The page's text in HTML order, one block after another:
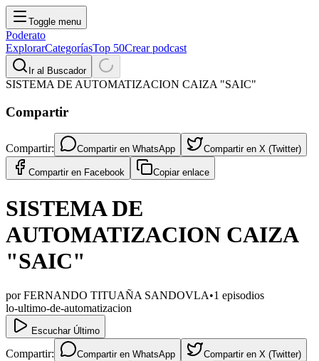
Toggle menu
Poderato
ExplorarCategoríasTop 50Crear podcast
Ir al Buscador
SISTEMA DE AUTOMATIZACION CAIZA "SAIC"
Compartir
Compartir: Compartir en WhatsApp Compartir en X (Twitter)
Compartir en Facebook Copiar enlace
SISTEMA DE
AUTOMATIZACION CAIZA
"SAIC"
porFERNANDO TITUAÑA SANDOVLA•1 episodios
lo-ultimo-de-automatizacion
Escuchar Último
Compartir: Compartir en WhatsApp Compartir en X (Twitter)